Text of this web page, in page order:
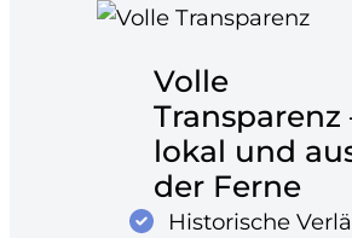
Volle
Transparenz
lokal und
der Ferne
Historische